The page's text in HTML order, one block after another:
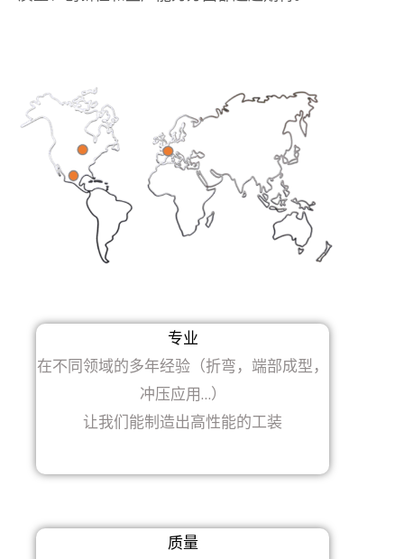
专业
在不同领域的多年经验（折弯，端部成型，
冲压应用…）
让我们能制造出高性能的工装
质量